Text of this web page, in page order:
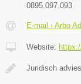
0895.097.093
E-mail › Arbo
Website:
Juridisch